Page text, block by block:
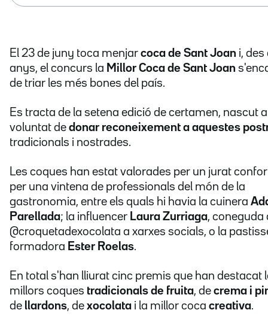
El 23 de juny toca menjar coca de Sant Joan i, des
anys, el concurs la Millor Coca de Sant Joan
de triar les més bones del país.
Es tracta de la setena edició de certamen, nascut
voluntat de donar reconeixement a aquestes
tradicionals i nostrades.
Les coques han estat valorades per un jurat
per una vintena de professionals del món de la
gastronomia, entre els quals hi havia la cuinera
Parellada; la influencer Laura Zurriaga, coneguda
@croquetadexocolata a xarxes socials, o la
formadora Ester Roelas.
En total s'han lliurat cinc premis que han destacat
millors coques tradicionals de fruita, de crema i
de llardons, de xocolata i la millor coca creativa.